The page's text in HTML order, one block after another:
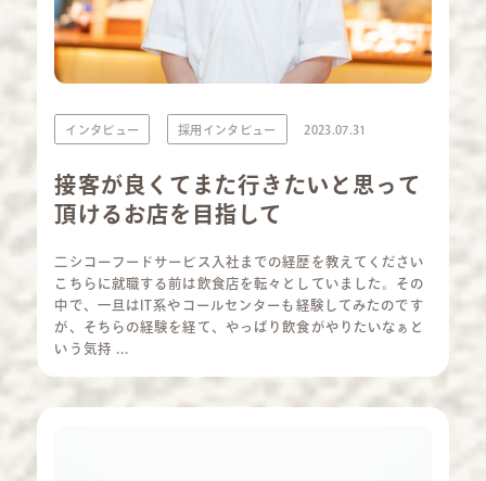
インタビュー 採用インタビュー 2023.07.31
接客が良くてまた行きたいと思って
頂けるお店を目指して
二シコーフードサービス入社までの経歴を教えてください
こちらに就職する前は飲食店を転々としていました。その
中で、一旦はIT系やコールセンターも経験してみたのです
が、そちらの経験を経て、やっぱり飲食がやりたいなぁと
いう気持 ...